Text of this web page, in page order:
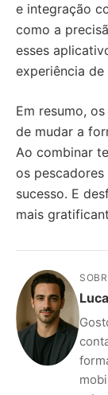
e integração
como a
esses
experiência de
Em resumo,
de mudar a
Ao combinar
os
sucesso. E
mais